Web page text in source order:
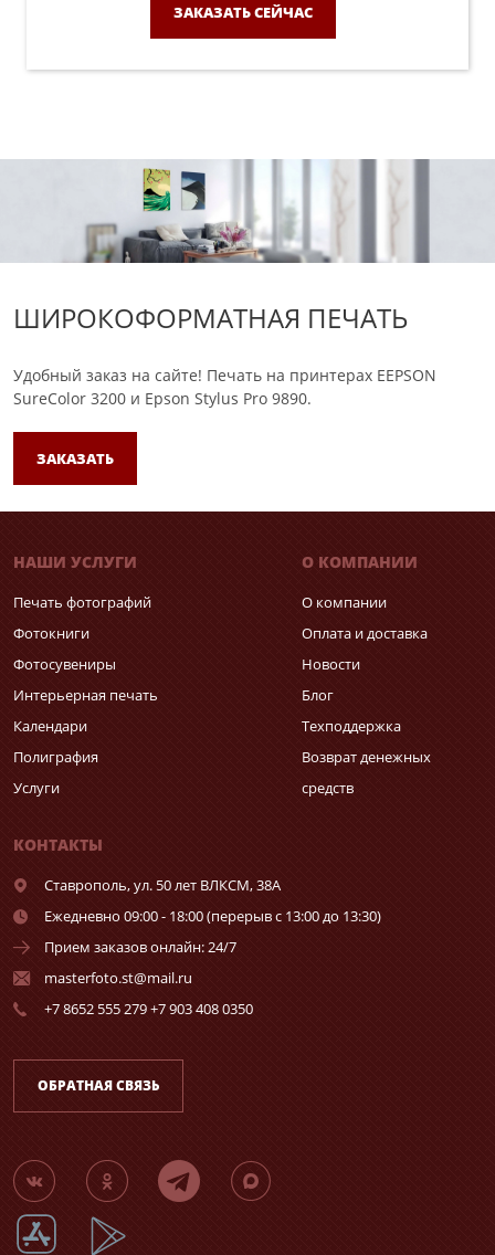
ЗАКАЗАТЬ СЕЙЧАС
ШИРОКОФОРМАТНАЯ ПЕЧАТЬ
Удобный заказ на сайте! Печать на принтерах EEPSON
SureColor 3200 и Epson Stylus Pro 9890.
ЗАКАЗАТЬ
НАШИ УСЛУГИ
Печать фотографий
Фотокниги
Фотосувениры
Интерьерная печать
Календари
Полиграфия
Услуги
О КОМПАНИИ
О компании
Оплата и доставка
Новости
Блог
Техподдержка
Возврат денежных
средств
КОНТАКТЫ
Ставрополь,ул. 50 лет ВЛКСМ, 38А
Ежедневно 09:00 - 18:00 (перерыв с 13:00 до 13:30)
Прием заказов онлайн: 24/7
masterfoto.st@mail.ru
+7 8652 555 279 +7 903 408 0350
ОБРАТНАЯ СВЯЗЬ